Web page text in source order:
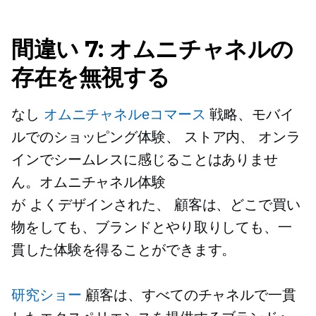
間違い 7: オムニチャネルの
存在を無視する
なし オムニチャネルeコマース 戦略、モバ​​イ
ルでのショッピング体験、
ストア内、
オンラ
インでシームレスに感じることはありませ
ん。オムニチャネル体験
が よくデザインされた、
顧客は、どこで買い
物をしても、ブランドとやり取りしても、一
貫した体験を得ることができます。
研究ショー 顧客は、すべてのチャネルで一貫